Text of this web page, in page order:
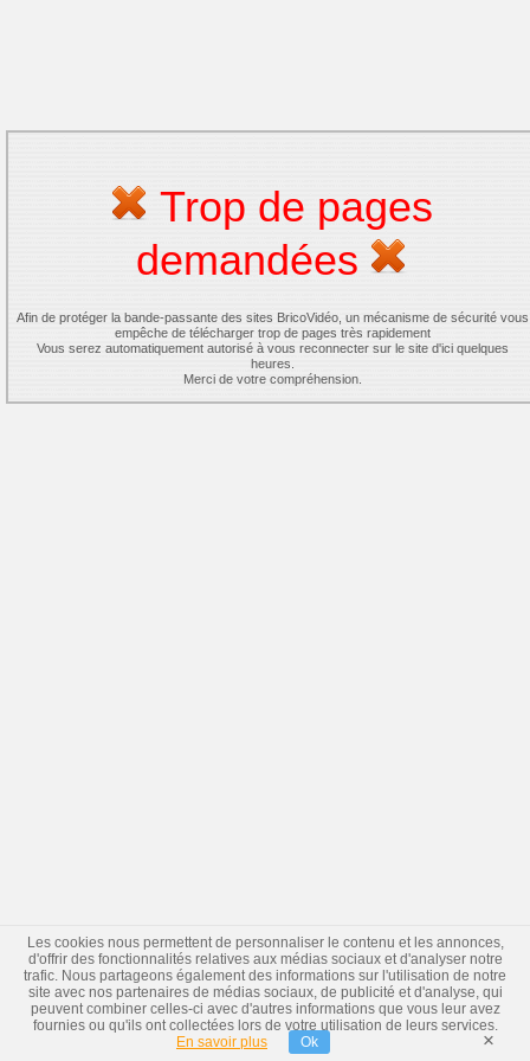
Trop de pages
demandées
Afin de protéger la bande-passante des sites BricoVidéo, un mécanisme de sécurité vous
empêche de télécharger trop de pages très rapidement
Vous serez automatiquement autorisé à vous reconnecter sur le site d'ici quelques
heures.
Merci de votre compréhension.
Les cookies nous permettent de personnaliser le contenu et les annonces,
d'offrir des fonctionnalités relatives aux médias sociaux et d'analyser notre
trafic. Nous partageons également des informations sur l'utilisation de notre
site avec nos partenaires de médias sociaux, de publicité et d'analyse, qui
peuvent combiner celles-ci avec d'autres informations que vous leur avez
fournies ou qu'ils ont collectées lors de votre utilisation de leurs services.
En savoir plus
Ok ×